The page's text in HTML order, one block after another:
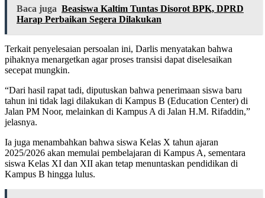
Baca juga Beasiswa Kaltim Tuntas Disorot BPK, DPRD
Harap Perbaikan Segera Dilakukan
Terkait penyelesaian persoalan ini, Darlis menyatakan bahwa
pihaknya menargetkan agar proses transisi dapat diselesaikan
secepat mungkin.
“Dari hasil rapat tadi, diputuskan bahwa penerimaan siswa baru
tahun ini tidak lagi dilakukan di Kampus B (Education Center) di
Jalan PM Noor, melainkan di Kampus A di Jalan H.M. Rifaddin,”
jelasnya.
Ia juga menambahkan bahwa siswa Kelas X tahun ajaran
2025/2026 akan memulai pembelajaran di Kampus A, sementara
siswa Kelas XI dan XII akan tetap menuntaskan pendidikan di
Kampus B hingga lulus.